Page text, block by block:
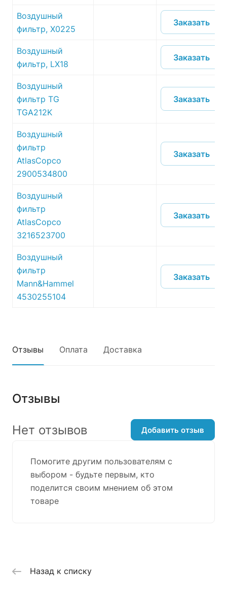
Воздушный
фильтр, X0225
Заказать
Воздушный
фильтр, LX18
Заказать
Воздушный
фильтр TG
TGA212K
Заказать
Воздушный
фильтр
AtlasCopco
2900534800
Заказать
Воздушный
фильтр
AtlasCopco
3216523700
Заказать
Воздушный
фильтр
Mann&Hammel
4530255104
Заказать
Отзывы Оплата Доставка
Отзывы
Помогите другим пользователям с
выбором - будьте первым, кто
поделится своим мнением об этом
товаре
Нет отзывов Добавить отзыв
Назад к списку